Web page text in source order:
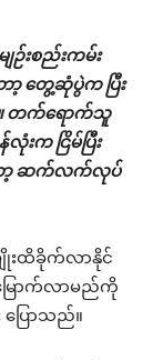
ဉ်းစည်းကမ်း
တွေ့ဆုံပွဲက ပြီး
တက်ရောက်သူ
က ငြိမ်ပြီး
ော့ ဆက်လက်လုပ်
းထိခိုက်လာနိုင်
ောက်လာမည်ကို
ြောသည်။